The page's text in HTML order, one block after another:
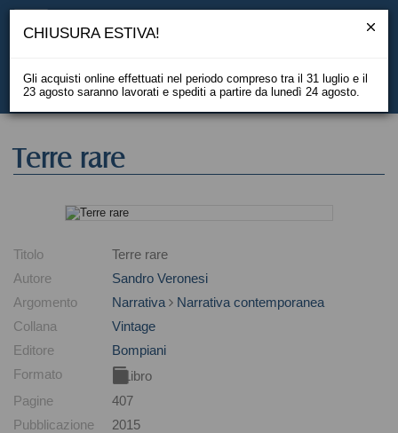
EN
Terre rare
Titolo
Terre rare
Autore
Sandro Veronesi
Argomento
Narrativa
Narrativa contemporanea
Collana
Vintage
Editore
Bompiani
Formato
Libro
Pagine
407
Pubblicazione
2015
CHIUSURA ESTIVA!
Gli acquisti online effettuati nel periodo compreso tra il 31 luglio e il
23 agosto saranno lavorati e spediti a partire da lunedì 24 agosto.